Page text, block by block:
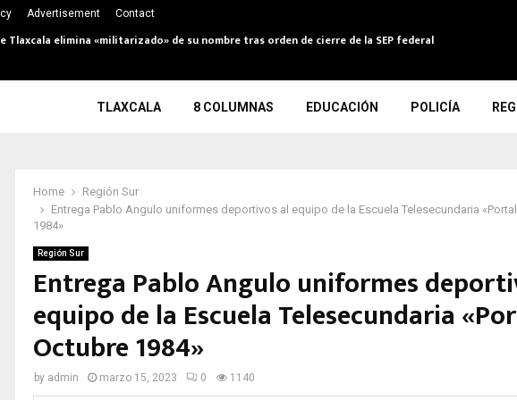
Advertisement Contact
Tlaxcala elimina «militarizado» de su nombre tras orden de cierre de la SEP federal
TLAXCALA 8 COLUMNAS EDUCACIÓN POLICÍA
Home
Región Sur
Entrega Pablo Angulo uniformes deportivos al equipo de la Escuela Telesecundaria
1984»
Región Sur
Entrega Pablo Angulo uniformes
equipo de la Escuela Telesecundaria
Octubre 1984»
by admin marzo 15, 2023 0 1140